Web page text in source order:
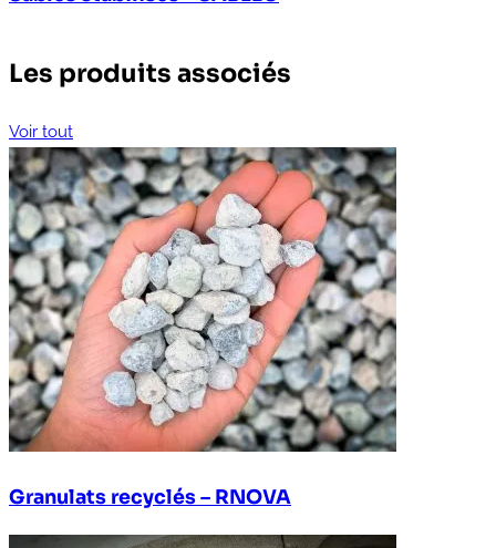
Les produits associés
Voir tout
Granulats recyclés – RNOVA